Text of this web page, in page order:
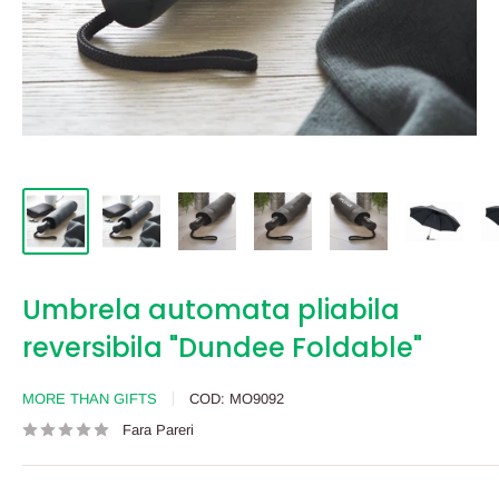
Umbrela automata pliabila
reversibila "Dundee Foldable"
MORE THAN GIFTS COD: MO9092
Fara Pareri